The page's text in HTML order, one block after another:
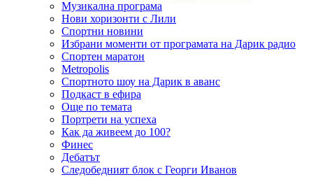
Музикална програма
Нови хоризонти с Лили
Спортни новини
Избрани моменти от програмата на Дарик радио
Спортен маратон
Metropolis
Спортното шоу на Дарик в аванс
Подкаст в ефира
Още по темата
Портрети на успеха
Как да живеем до 100?
Финес
Дебатът
Следобедният блок с Георги Иванов